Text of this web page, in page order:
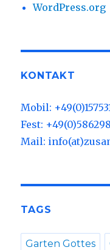
WordPress.org
KONTAKT
Mobil:
Fest:
Mail:
TAGS
Garten Gottes